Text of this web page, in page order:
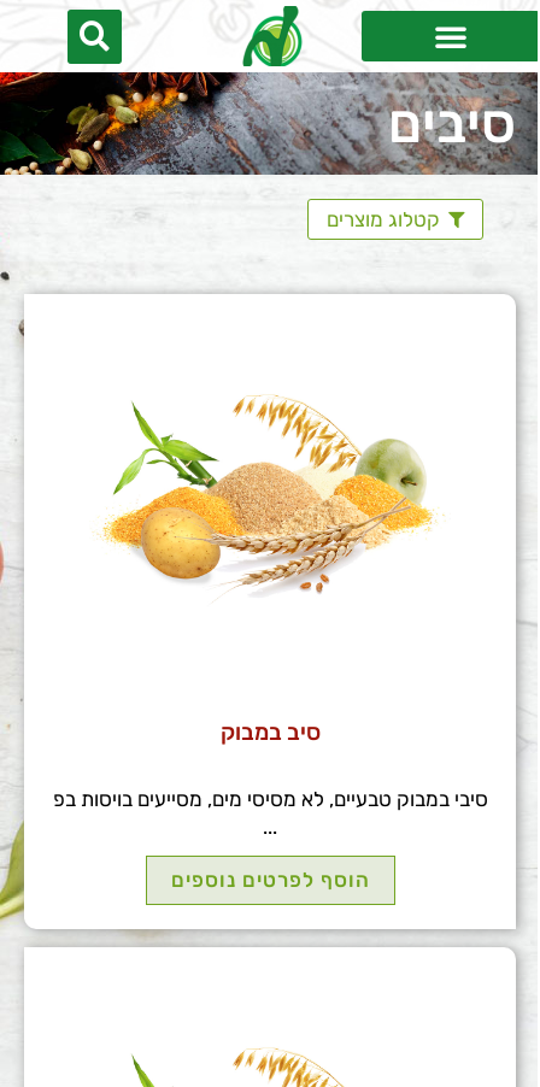
סיבים
קטלוג מוצרים
סיב במבוק
סיבי במבוק טבעיים, לא מסיסי מים, מסייעים בויסות בפ
...
הוסף לפרטים נוספים